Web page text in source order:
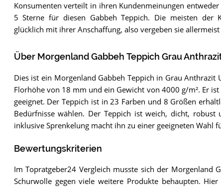
Konsumenten verteilt in ihren Kundenmeinungen
5 Sterne für diesen Gabbeh Teppich. Die meisten der
glücklich mit ihrer Anschaffung, also vergeben sie
Über Morgenland Gabbeh Teppich Grau
Dies ist ein Morgenland Gabbeh Teppich in Grau
Florhöhe von 18 mm und ein Gewicht von 4000 g/m². Er
geeignet. Der Teppich ist in 23 Farben und 8 Größen
Bedürfnisse wählen. Der Teppich ist weich, dicht,
inklusive Sprenkelung macht ihn zu einer geeigneten Wahl
Bewertungskriterien
Im Topratgeber24 Vergleich musste sich der Morgenland
Schurwolle gegen viele weitere Produkte behaupten.